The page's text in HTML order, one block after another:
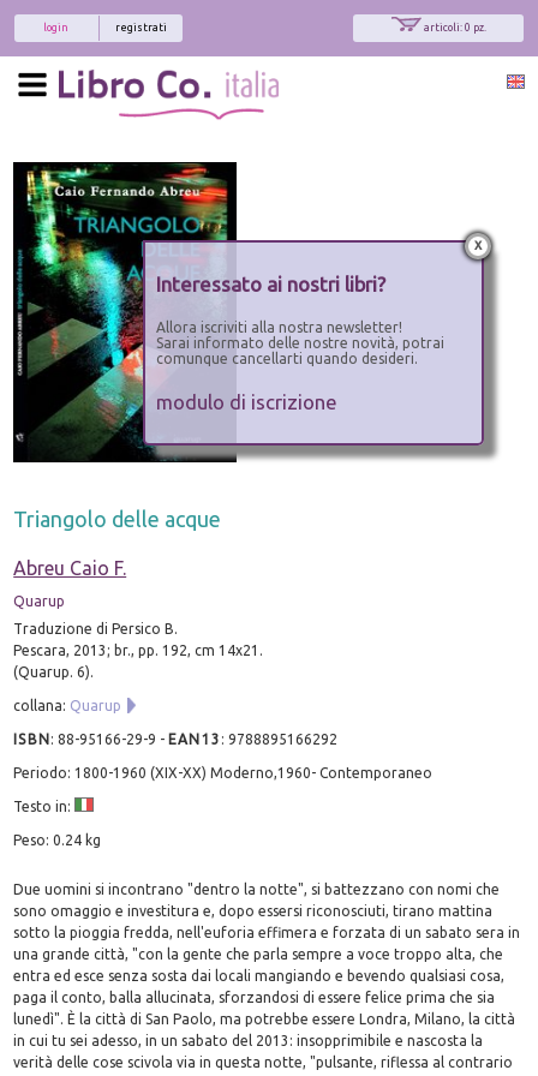
articoli: 0 pz.
registrati
login
Triangolo delle acque
Abreu Caio F.
Quarup
Traduzione di Persico B.
Pescara, 2013; br., pp. 192, cm 14x21.
(Quarup. 6).
collana: Quarup
ISBN:88-95166-29-9 - EAN13 :9788895166292
Periodo: 1800-1960 (XIX-XX) Moderno,1960- Contemporaneo
Testo in:
Peso: 0.24 kg
Due uomini si incontrano "dentro la notte", si battezzano con nomi che
sono omaggio e investitura e, dopo essersi riconosciuti, tirano mattina
sotto la pioggia fredda, nell'euforia effimera e forzata di un sabato sera in
una grande città, "con la gente che parla sempre a voce troppo alta, che
entra ed esce senza sosta dai locali mangiando e bevendo qualsiasi cosa,
paga il conto, balla allucinata, sforzandosi di essere felice prima che sia
lunedì". È la città di San Paolo, ma potrebbe essere Londra, Milano, la città
in cui tu sei adesso, in un sabato del 2013: insopprimibile e nascosta la
verità delle cose scivola via in questa notte, "pulsante, riflessa al contrario
x
Interessato ai nostri libri?
Allora iscriviti alla nostra newsletter!
Sarai informato delle nostre novità, potrai
comunque cancellarti quando desideri.
modulo di iscrizione